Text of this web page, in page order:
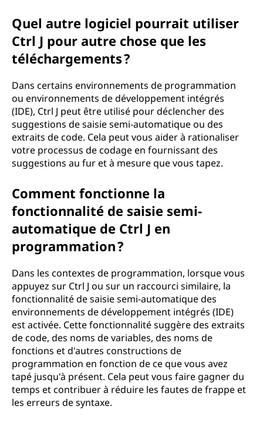
Quel autre logiciel pourrait utiliser
Ctrl J pour autre chose que les
téléchargements ?
Dans certains environnements de programmation
ou environnements de développement intégrés
(IDE), Ctrl J peut être utilisé pour déclencher des
suggestions de saisie semi-automatique ou des
extraits de code. Cela peut vous aider à rationaliser
votre processus de codage en fournissant des
suggestions au fur et à mesure que vous tapez.
Comment fonctionne la
fonctionnalité de saisie semi-
automatique de Ctrl J en
programmation ?
Dans les contextes de programmation, lorsque vous
appuyez sur Ctrl J ou sur un raccourci similaire, la
fonctionnalité de saisie semi-automatique des
environnements de développement intégrés (IDE)
est activée. Cette fonctionnalité suggère des extraits
de code, des noms de variables, des noms de
fonctions et d'autres constructions de
programmation en fonction de ce que vous avez
tapé jusqu'à présent. Cela peut vous faire gagner du
temps et contribuer à réduire les fautes de frappe et
les erreurs de syntaxe.